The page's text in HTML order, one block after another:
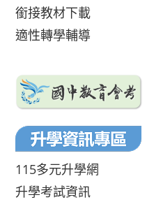
銜接教材下載
適性轉學輔導
115多元升學網
升學考試資訊